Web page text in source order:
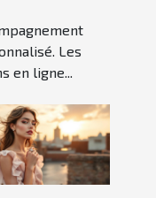
Les
en ligne...